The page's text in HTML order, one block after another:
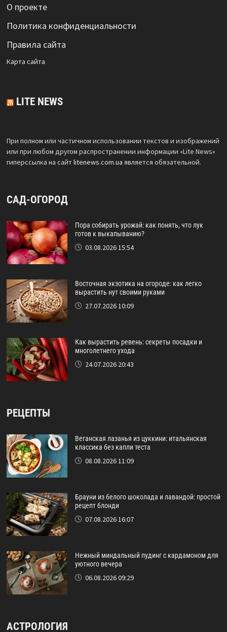
О проекте
Политика конфиденциальности
Правила сайта
Карта сайта
LITE NEWS
При полном или частичном использовании текстов и изображений
или при любом другом распространении информации «Lite News»
гиперссылка на сайтlitenews.com.ua является обязательной.
САД-ОГОРОД
Пора собирать урожай: как понять, что лук
готов к выкапыванию?
03.08.2026 15:54
Восточная экзотика на огороде: как легко
вырастить нут своими руками
27.07.2026 10:09
Как вырастить ревень: секреты посадки и
многолетнего ухода
24.07.2026 20:43
РЕЦЕПТЫ
Веганская лазанья из цуккини: итальянская
классика без капли теста
08.08.2026 11:09
Брауни из белого шоколада и лавандой: простой
рецепт блонди
07.08.2026 16:07
Нежный миндальный пудинг с кардамоном для
уютного вечера
06.08.2026 09:29
АСТРОЛОГИЯ